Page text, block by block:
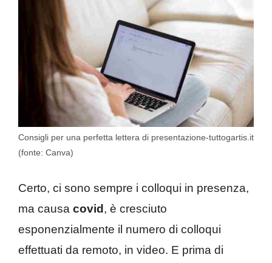
Consigli per una perfetta lettera di presentazione-tuttogartis.it
(fonte: Canva)
Certo, ci sono sempre i colloqui in presenza,
ma causa covid, è cresciuto
esponenzialmente il numero di colloqui
effettuati da remoto, in video. E prima di